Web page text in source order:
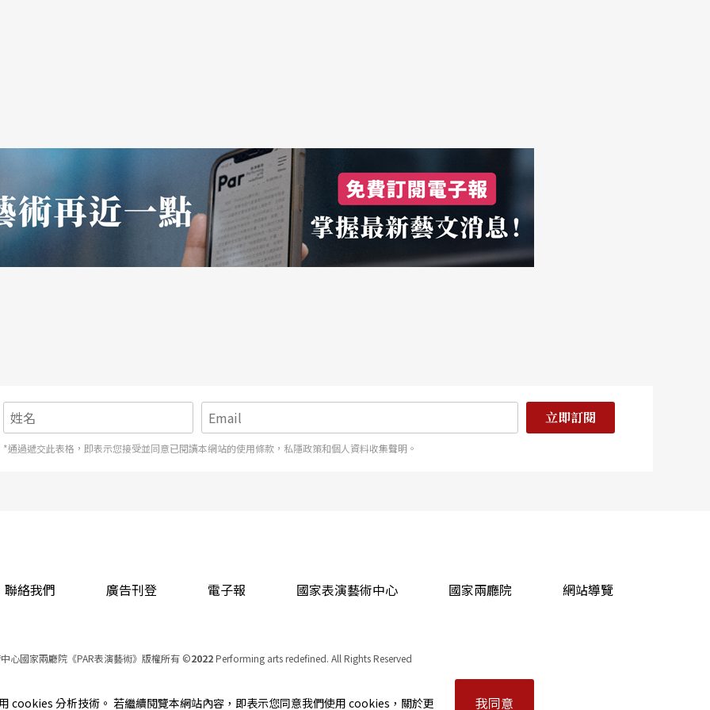
立即訂閱
*通過遞交此表格，即表示您接受並同意已閱讀本網站的使用條款，私隱政策和個人資料收集聲明。
聯絡我們 廣告刊登 電子報 國家表演藝術中心 國家兩廳院 網站導覽
心國家兩廳院《PAR表演藝術》版權所有©2022Performing arts redefined. All Rights Reserved
本站所提供相關演出資訊，如有異動應以主辦單位公告為準。
cookies 分析技術。 若繼續閱覽本網站內容，即表示您同意我們使用 cookies，關於更 我同意